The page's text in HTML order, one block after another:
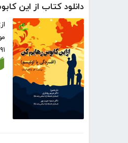
دانلود کتاب از این
از:
۹۱ صفحه